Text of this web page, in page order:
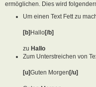
ermöglichen. Dies wird
Um einen Text Fett zu
[b] Hallo[/b]
zu Hallo
Zum Unterstreichen von
[u]Guten Morgen [/u]